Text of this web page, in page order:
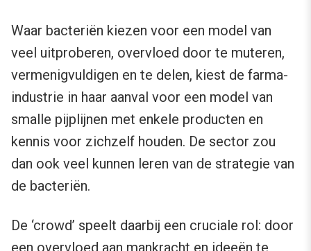
Waar bacteriën kiezen voor een model van
veel uitproberen, overvloed door te muteren,
vermenigvuldigen en te delen, kiest de farma-
industrie in haar aanval voor een model van
smalle pijplijnen met enkele producten en
kennis voor zichzelf houden. De sector zou
dan ook veel kunnen leren van de strategie van
de bacteriën.
De ‘crowd’ speelt daarbij een cruciale rol: door